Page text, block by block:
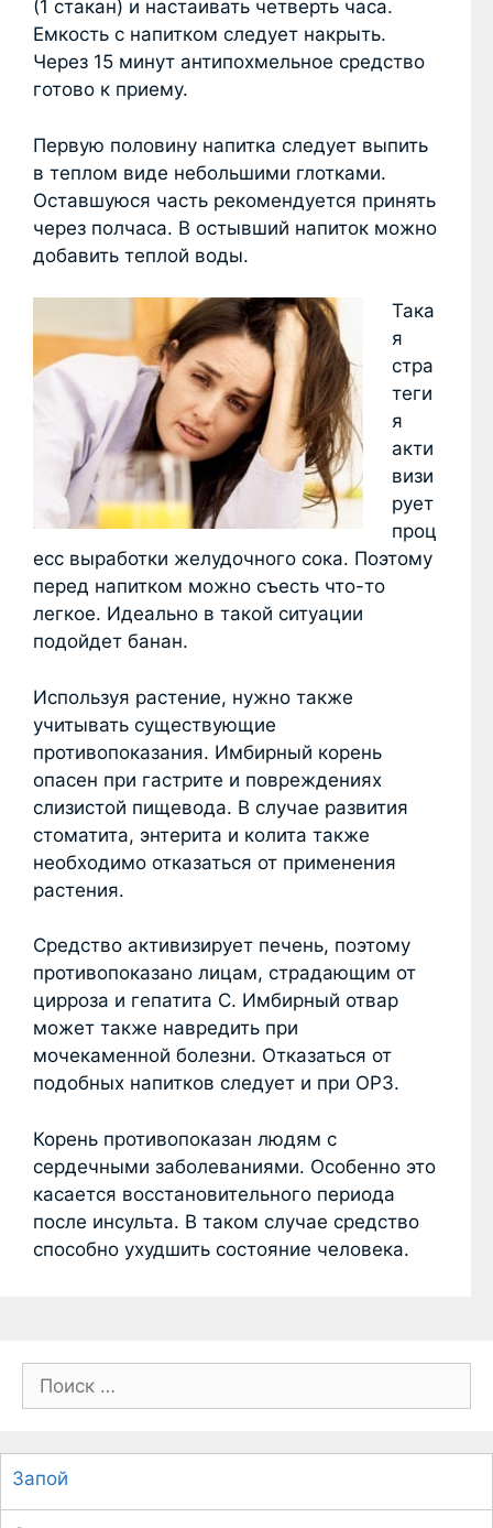
(1 стакан) и настаивать четверть часа.
Емкость с напитком следует накрыть.
Через 15 минут антипохмельное средство
готово к приему.
Первую половину напитка следует выпить
в теплом виде небольшими глотками.
Оставшуюся часть рекомендуется принять
через полчаса. В остывший напиток можно
добавить теплой воды.
Така
я
стра
теги
я
акти
визи
рует
проц
есс выработки желудочного сока. Поэтому
перед напитком можно съесть что-то
легкое. Идеально в такой ситуации
подойдет банан.
Используя растение, нужно также
учитывать существующие
противопоказания. Имбирный корень
опасен при гастрите и повреждениях
слизистой пищевода. В случае развития
стоматита, энтерита и колита также
необходимо отказаться от применения
растения.
Средство активизирует печень, поэтому
противопоказано лицам, страдающим от
цирроза и гепатита C. Имбирный отвар
может также навредить при
мочекаменной болезни. Отказаться от
подобных напитков следует и при ОРЗ.
Корень противопоказан людям с
сердечными заболеваниями. Особенно это
касается восстановительного периода
после инсульта. В таком случае средство
способно ухудшить состояние человека.
о
с
к
:
Запой